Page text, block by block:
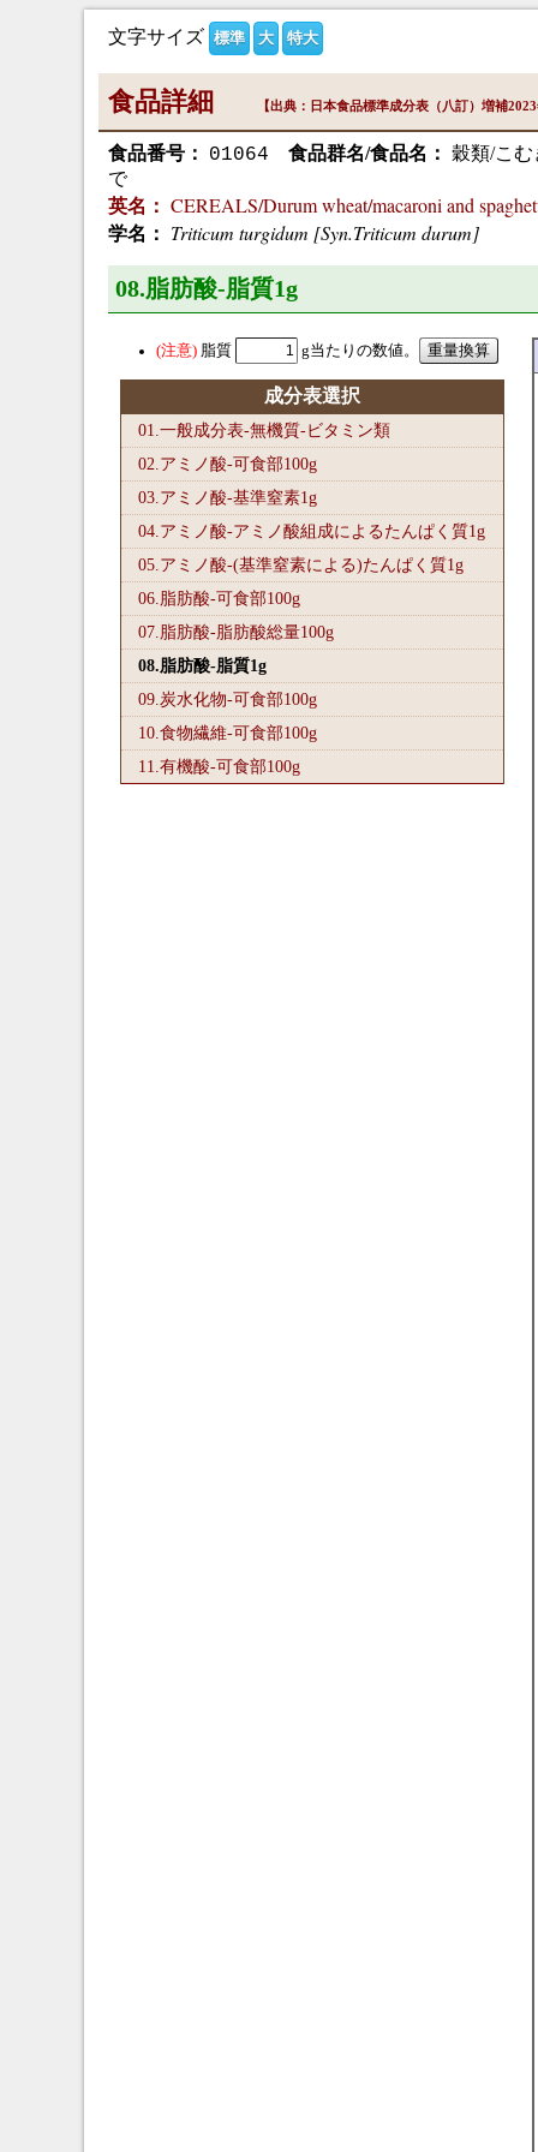
文字サイズ 標準 大 特大
食品詳細 【出典：日本食品標準成分表（八訂）増補
食品番号： 01064 食品群名/食品名： 穀類/こ
で
英名： CEREALS/Durum wheat/macaroni and
学名： Triticum turgidum [Syn.Triticum durum]
08.脂肪酸-脂質1g
脂質 g当たりの数値。
成分表選択
01.一般成分表-無機質-ビタミン類
02.アミノ酸-可食部100g
03.アミノ酸-基準窒素1g
04.アミノ酸-アミノ酸組成によるたんぱく質1g
05.アミノ酸-(基準窒素による)たんぱく質1g
06.脂肪酸-可食部100g
07.脂肪酸-脂肪酸総量100g
08.脂肪酸-脂質1g
09.炭水化物-可食部100g
10.食物繊維-可食部100g
11.有機酸-可食部100g